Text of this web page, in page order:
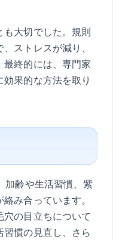
も大切でした。規則
ストレスが減り、
終的には、専門家
果的な方法を取り
加齢や生活習慣、紫
み合っています。
の目立ちについて
慣の見直し、さら